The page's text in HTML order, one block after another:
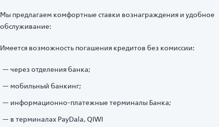
Мы предлагаем комфортные ставки вознаграждения и удобное
обслуживание:
Имеется возможность погашения кредитов без комиссии:
через отделения банка;
мобильный банкинг;
информационно-платежные терминалы Банка;
в терминалах PayDala, QIWI